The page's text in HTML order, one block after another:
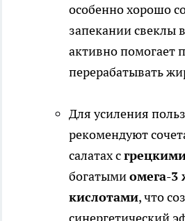
особенно хорошо
запекании свеклы
активно помогает
перерабатывать
Для усиления
рекомендуют
салатах с
богатымиомега-
кислотами, что
синергетический